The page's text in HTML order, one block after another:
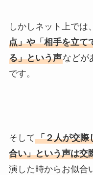
しかしネット上では
点」や「相手を立て
る」という声などが
です。
そして「２人が交際
合い」という声は交
演した時からお似合